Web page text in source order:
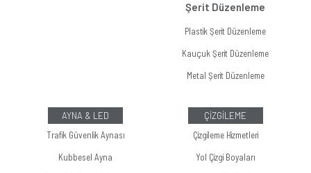
Şerit Düzenleme
Plastik Şerit Düzenleme
Kauçuk Şerit Düzenleme
Metal Şerit Düzenleme
AYNA & LED
Trafik Güvenlik Aynası
Kubbesel Ayna
ÇİZGİLEME
Çizgileme Hizmetleri
Yol Çizgi Boyaları